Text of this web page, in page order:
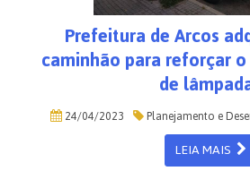
Prefeitura de Arcos
caminhão para reforçar
de
24/04/2023 Planejamento e
LEIA MAIS